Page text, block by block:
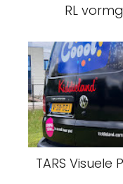
RL
TARS